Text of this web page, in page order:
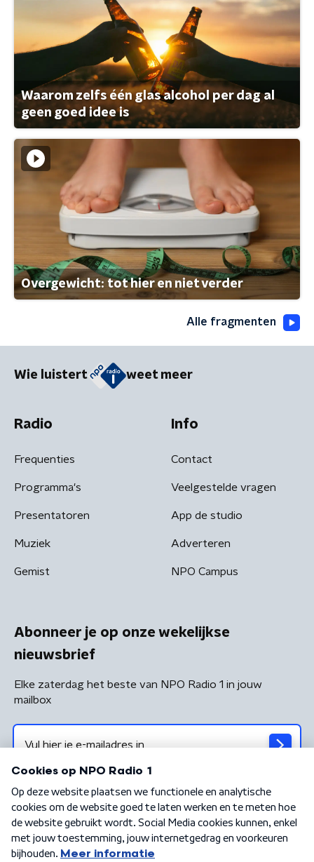
Waarom zelfs één glas alcohol per dag al
geen goed idee is
Overgewicht: tot hier en niet verder
Alle fragmenten
Wie luistert weet meer
Radio
Frequenties
Programma's
Presentatoren
Muziek
Gemist
Info
Contact
Veelgestelde vragen
App de studio
Adverteren
NPO Campus
Abonneer je op onze wekelijkse
nieuwsbrief
Elke zaterdag het beste van NPO Radio 1 in jouw
mailbox
Algemene voorwaarden